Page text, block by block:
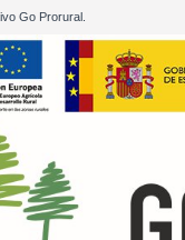
Go Prorural.